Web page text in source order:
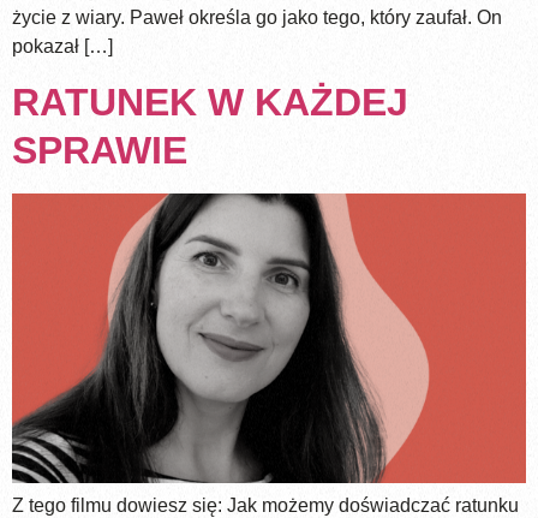
życie z wiary. Paweł określa go jako tego, który zaufał. On
pokazał […]
RATUNEK W KAŻDEJ
SPRAWIE
Z tego filmu dowiesz się: Jak możemy doświadczać ratunku